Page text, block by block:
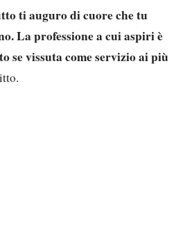
ti auguro di cuore che tu
La professione a cui aspiri è
se vissuta come servizio ai più